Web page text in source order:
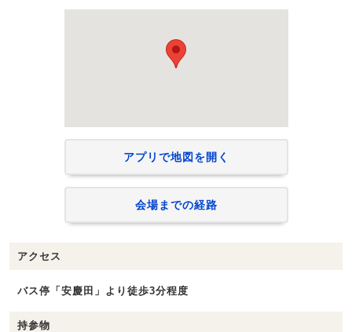
アプリで地図を開く
会場までの経路
アクセス
バス停「安慶田」より徒歩3分程度
持参物